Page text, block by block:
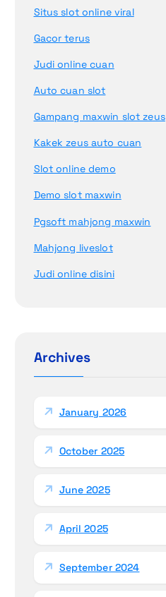
Situs slot online viral
Gacor terus
Judi online cuan
Auto cuan slot
Gampang maxwin slot zeus
Kakek zeus auto cuan
Slot online demo
Demo slot maxwin
Pgsoft mahjong maxwin
Mahjong liveslot
Judi online disini
Archives
January 2026
October 2025
June 2025
April 2025
September 2024